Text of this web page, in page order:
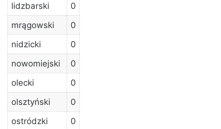
lidzbarski
0
mrągowski
0
nidzicki
0
nowomiejski
0
olecki
0
olsztyński
0
ostródzki
0